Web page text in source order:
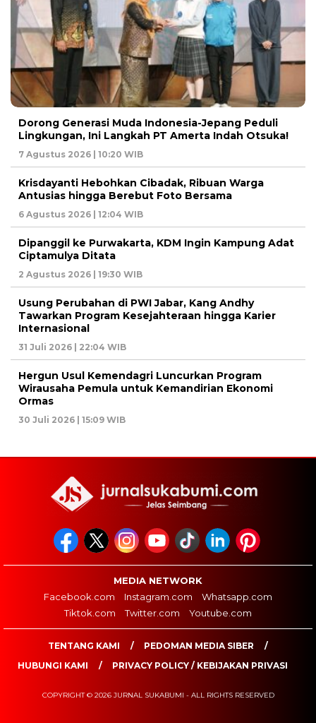
Dorong Generasi Muda Indonesia-Jepang Peduli
Lingkungan, Ini Langkah PT Amerta Indah Otsuka!
7 Agustus 2026 | 10:20 WIB
Krisdayanti Hebohkan Cibadak, Ribuan Warga
Antusias hingga Berebut Foto Bersama
6 Agustus 2026 | 12:04 WIB
Dipanggil ke Purwakarta, KDM Ingin Kampung Adat
Ciptamulya Ditata
2 Agustus 2026 | 19:30 WIB
Usung Perubahan di PWI Jabar, Kang Andhy
Tawarkan Program Kesejahteraan hingga Karier
Internasional
31 Juli 2026 | 22:04 WIB
Hergun Usul Kemendagri Luncurkan Program
Wirausaha Pemula untuk Kemandirian Ekonomi
Ormas
30 Juli 2026 | 15:09 WIB
MEDIA NETWORK
Facebook.com
Instagram.com
Whatsapp.com
Tiktok.com
Twitter.com Youtube.com
TENTANG KAMI
PEDOMAN MEDIA SIBER
HUBUNGI KAMI
PRIVACY POLICY / KEBIJAKAN PRIVASI
COPYRIGHT © 2026 JURNAL SUKABUMI - ALL RIGHTS RESERVED